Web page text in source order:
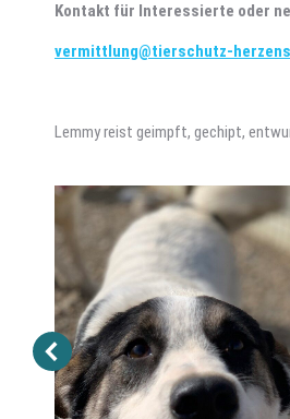
Kontakt für Interessierte oder
vermittlung@tierschutz-
Lemmy reist geimpft, gechipt,